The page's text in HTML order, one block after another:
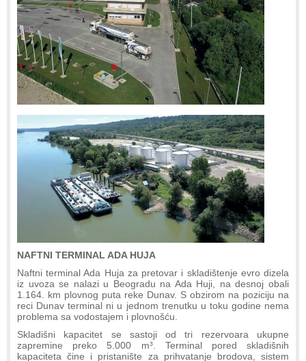
NAFTNI TERMINAL ADA HUJA
Naftni terminal Ada Huja za pretovar i skladištenje evro dizela
iz uvoza se nalazi u Beogradu na Ada Huji, na desnoj obali
1.164. km plovnog puta reke Dunav. S obzirom na poziciju na
reci Dunav terminal ni u jednom trenutku u toku godine nema
problema sa vodostajem i plovnošću.
Skladišni kapacitet se sastoji od tri rezervoara ukupne
zapremine preko 5.000 m³. Terminal pored skladišnih
kapaciteta čine i pristanište za prihvatanje brodova, sistem